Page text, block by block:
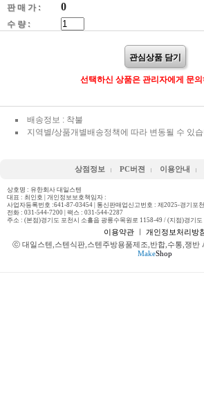
판 매 가 : 0
수 량 :
관심상품 담기
선택하신 상품은 관리자에게 문
배송정보 : 착불
지역별/상품개별배송정책에 따라 변동될 수 있
상점정보 PC버젼 이용안내
상호명 : 유한회사 대일스텐
대표 : 최인호 | 개인정보보호책임자 :
사업자등록번호 :641-87-03454 | 통신판매업신고번호 : 제2025-경기포
전화 : 031-544-7200 | 팩스 : 031-544-2287
주소 : (본점)경기도 포천시 소흘읍 광릉수목원로 1158-49 / (지점)경기
이용약관ㅣ 개인정보처리방
ⓒ 대일스텐,스텐식판,스텐주방용품제조,반합,수통,쟁반
MakeShop